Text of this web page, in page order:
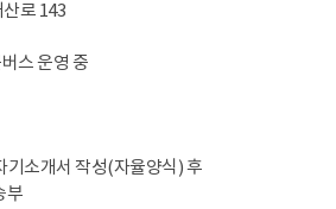
산로 143
스 운영 중
기소개서 작성(자율양식) 후
부